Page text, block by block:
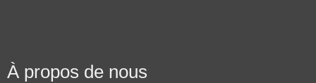
À propos de nous